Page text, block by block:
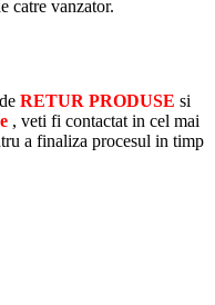
catre vanzator.
RETUR PRODUSE si
, veti fi contactat in cel mai
a finaliza procesul in timp